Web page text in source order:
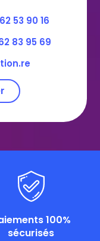
53 90 16
83 95 69
100%
sécurisés